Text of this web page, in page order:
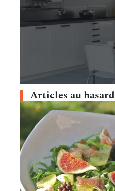
Articles au hasard